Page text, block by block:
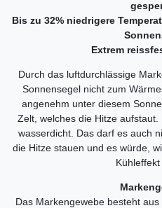
Bis zu 32% niedrigere
Extrem
Durch das luftdurchlässige
Sonnensegel nicht zum
angenehm unter diesem
Zelt, welches die Hitze
wasserdicht. Das darf es auch
die Hitze stauen und es würde,
Kühleffekt
Das Markengewebe besteht